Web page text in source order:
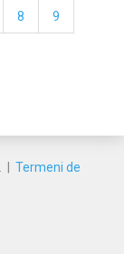
8 9
| Termeni de